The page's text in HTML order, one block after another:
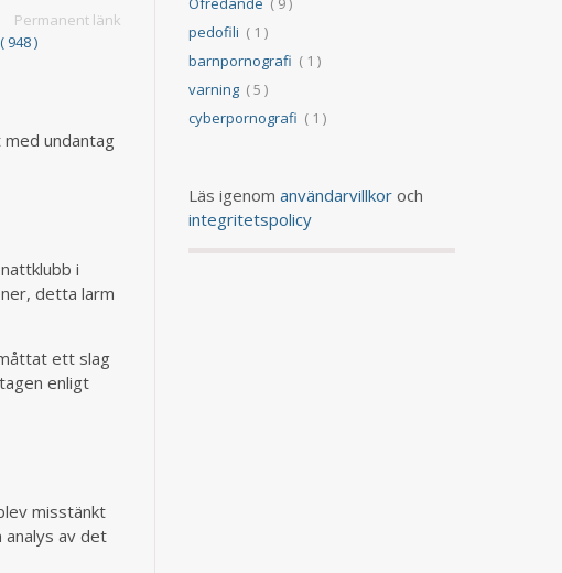
Permanent länk
948 )
undantag
i
detta larm
ett slag
enligt
misstänkt
av det
pedofili ( 1 )
barnpornografi ( 1 )
varning( 5 )
cyberpornografi ( 1 )
Läs igenom användarvillkoroch
integritetspolicy